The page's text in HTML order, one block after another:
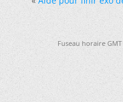
Fuseau horaire